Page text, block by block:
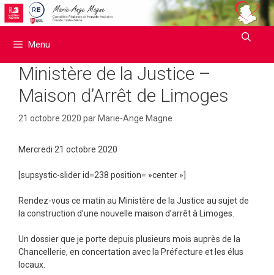
Aller
au
Menu
Ministère de la Justice –
Maison d’Arrêt de Limoges
21 octobre 2020 par Marie-Ange Magne
Mercredi 21 octobre 2020
[supsystic-slider id=238 position= »center »]
Rendez-vous ce matin au Ministère de la Justice au sujet de
la construction d’une nouvelle maison d’arrêt à Limoges.
Un dossier que je porte depuis plusieurs mois auprès de la
Chancellerie, en concertation avec la Préfecture et les élus
locaux.